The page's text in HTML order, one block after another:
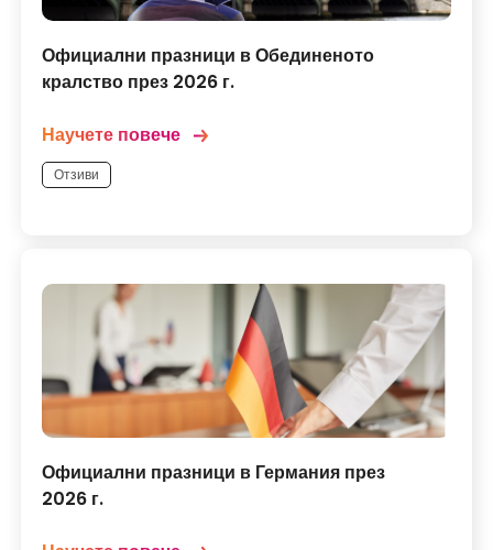
Отзиви
Официални празници в Обединеното
кралство през 2026 г.
Научете повече
Официални празници в Германия през
2026 г.